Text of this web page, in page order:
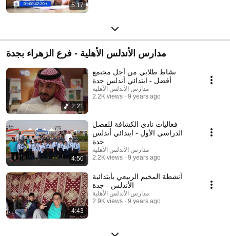
5:17
مدارس الأندلس الأهلية - فرع الزهراء بجدة
2:21
نشاط طلابي من أجل مجتمع
أفضل - ابتدائي أندلس جدة
مدارس الأندلس الأهلية
2.2K views
9 years ago
4:50
فعاليات نادي الكشافة للفصل
الدراسي الأول - ابتدائي أندلس
جدة
مدارس الأندلس الأهلية
2.2K views
9 years ago
4:43
أنشطة المخيم الربيعي بأبتدائية
الأندلس - جدة
مدارس الأندلس الأهلية
2.9K views
9 years ago